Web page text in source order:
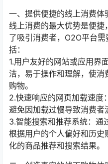
一、提供便捷的线上消费体
线上消费的最大优势是便
了吸引消费者，O2O平台
括：
1.用户友好的网站或应用界
洁，易于操作和理解，使
购物。
2.快速响应的网页加载速度
避免因加载过慢导致消费者
3.智能搜索和推荐系统：通
根据用户的个人偏好和历
化的商品推荐和搜索结果。